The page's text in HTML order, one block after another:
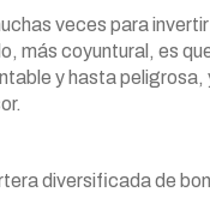
veces para
más coyuntural, es
y hasta
diversificada de